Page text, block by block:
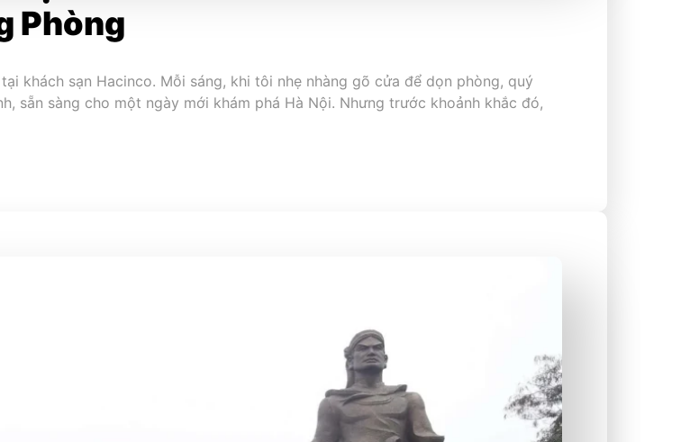
Phòng
khách sạn Hacinco. Mỗi sáng, khi tôi nhẹ nhàng gõ cửa để dọn phòng, quý
sẵn sàng cho một ngày mới khám phá Hà Nội. Nhưng trước khoảnh khắc đó,